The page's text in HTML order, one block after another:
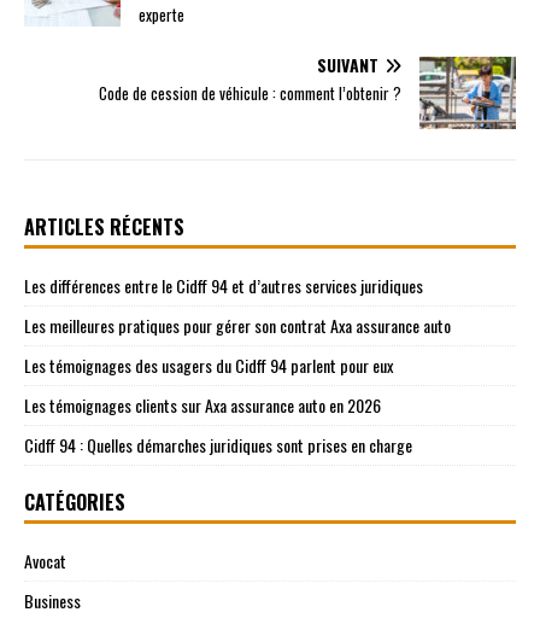
experte
SUIVANT
Code de cession de véhicule : comment l’obtenir ?
ARTICLES RÉCENTS
Les différences entre le Cidff 94 et d’autres services juridiques
Les meilleures pratiques pour gérer son contrat Axa assurance auto
Les témoignages des usagers du Cidff 94 parlent pour eux
Les témoignages clients sur Axa assurance auto en 2026
Cidff 94 : Quelles démarches juridiques sont prises en charge
CATÉGORIES
Avocat
Business